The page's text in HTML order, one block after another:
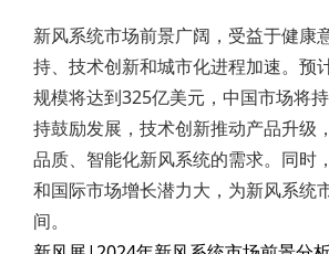
新风系统市场前景广阔，受益于健康
持、技术创新和城市化进程加速。预
规模将达到325亿美元，中国市场将
持鼓励发展，技术创新推动产品升级
品质、智能化新风系统的需求。同时
和国际市场增长潜力大，为新风系统
间。